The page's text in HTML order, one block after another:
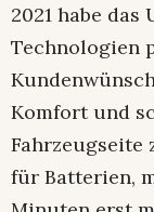
2021 habe
Technologien
Komfort und
Fahrzeugseite
für Batterien,